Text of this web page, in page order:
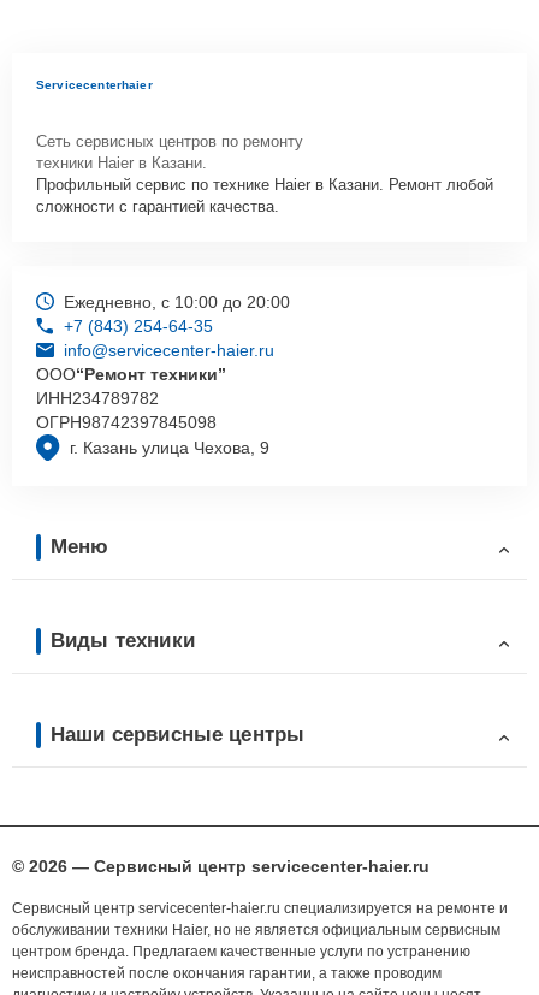
Servicecenterhaier
Сеть сервисных центров по ремонту
техники Haier в Казани.
Профильный сервис по технике Haier в Казани. Ремонт любой
сложности с гарантией качества.
г. Казань улица Чехова, 9
Ежедневно, с 10:00 до 20:00
+7 (843) 254-64-35
info@servicecenter-haier.ru
ООО“Ремонт техники”
ИНН234789782
ОГРН98742397845098
Меню
Виды техники
Наши сервисные центры
© 2026 — Сервисный центр servicecenter-haier.ru
Сервисный центр servicecenter-haier.ru специализируется на ремонте и
обслуживании техники Haier, но не является официальным сервисным
центром бренда. Предлагаем качественные услуги по устранению
неисправностей после окончания гарантии, а также проводим